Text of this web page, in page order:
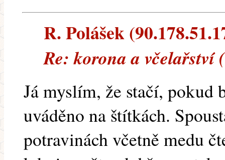
R. Polášek
Re: korona a včelařství
Já myslím, že stačí, pokud
uváděno na štítkách.
potravinách včetně medu